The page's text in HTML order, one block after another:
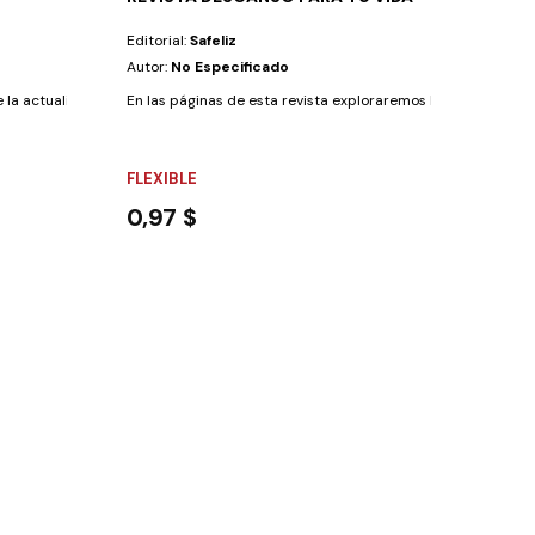
actualidad de la Reforma tras medio...
Editorial:Safeliz
Autor: No Especificado
En las páginas de esta revista exploraremos la historia, el
FLEXIBLE
0,97 $